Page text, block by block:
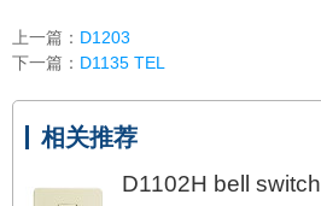
上一篇： D1203
下一篇： D1135 TEL
相关推荐
D1102H bell switch